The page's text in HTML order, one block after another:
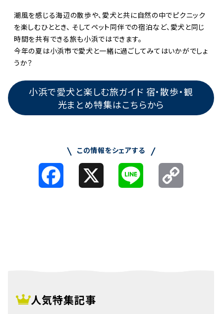
潮風を感じる海辺の散歩や、愛犬と共に自然の中でピクニック
を楽しむひととき、 そしてペット同伴での宿泊など、愛犬と同じ
時間を共有できる旅も小浜ではできます。
今年の夏は小浜市で愛犬と一緒に過ごしてみてはいかがでしょ
うか？
小浜で愛犬と楽しむ旅ガイド 宿・散歩・観
光まとめ特集はこちらから
この情報をシェアする
Facebook
人気特集記事